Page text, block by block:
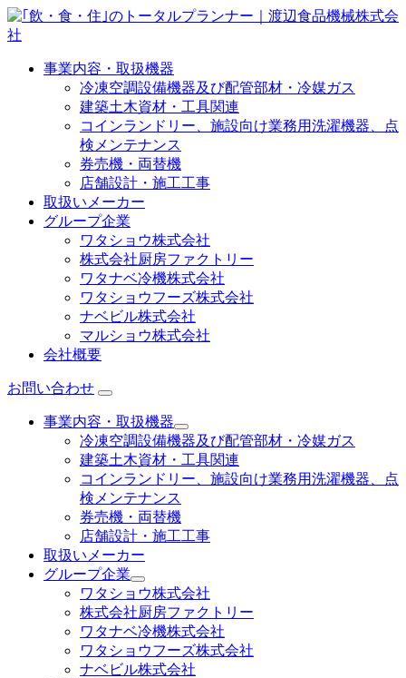
事業内容・取扱機器
冷凍空調設備機器及び配管部材・冷媒ガス
建築土木資材・工具関連
コインランドリー、施設向け業務用洗濯機器、点
検メンテナンス
券売機・両替機
店舗設計・施工工事
取扱いメーカー
グループ企業
ワタショウ株式会社
株式会社厨房ファクトリー
ワタナベ冷機株式会社
ワタショウフーズ株式会社
ナベビル株式会社
マルショウ株式会社
会社概要
お問い合わせ
事業内容・取扱機器
冷凍空調設備機器及び配管部材・冷媒ガス
建築土木資材・工具関連
コインランドリー、施設向け業務用洗濯機器、点
検メンテナンス
券売機・両替機
店舗設計・施工工事
取扱いメーカー
グループ企業
ワタショウ株式会社
株式会社厨房ファクトリー
ワタナベ冷機株式会社
ワタショウフーズ株式会社
ナベビル株式会社